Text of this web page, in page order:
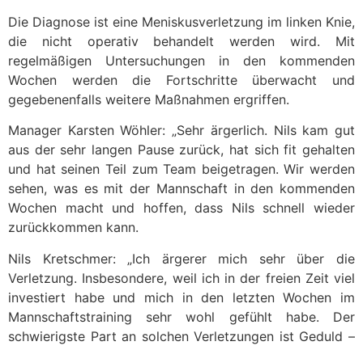
Die Diagnose ist eine Meniskusverletzung im linken Knie,
die nicht operativ behandelt werden wird. Mit
regelmäßigen Untersuchungen in den kommenden
Wochen werden die Fortschritte überwacht und
gegebenenfalls weitere Maßnahmen ergriffen.
Manager Karsten Wöhler: „Sehr ärgerlich. Nils kam gut
aus der sehr langen Pause zurück, hat sich fit gehalten
und hat seinen Teil zum Team beigetragen. Wir werden
sehen, was es mit der Mannschaft in den kommenden
Wochen macht und hoffen, dass Nils schnell wieder
zurückkommen kann.
Nils Kretschmer: „Ich ärgerer mich sehr über die
Verletzung. Insbesondere, weil ich in der freien Zeit viel
investiert habe und mich in den letzten Wochen im
Mannschaftstraining sehr wohl gefühlt habe. Der
schwierigste Part an solchen Verletzungen ist Geduld –